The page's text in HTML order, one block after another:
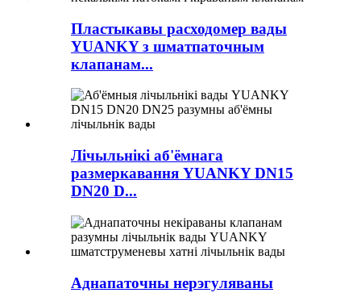
Пластыкавы расходомер вады
YUANKY з шматпаточным
клапанам...
Лічыльнікі аб'ёмнага
размеркавання YUANKY DN15
DN20 D...
Аднапаточны нерэгуляваны